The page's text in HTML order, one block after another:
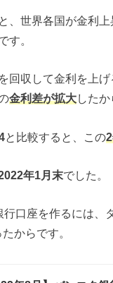
、世界各国が金利
す。
回収して金利を上げ
金利差が拡大したか
と比較すると、この
年1月末でした。
口座を作るには、
からです。